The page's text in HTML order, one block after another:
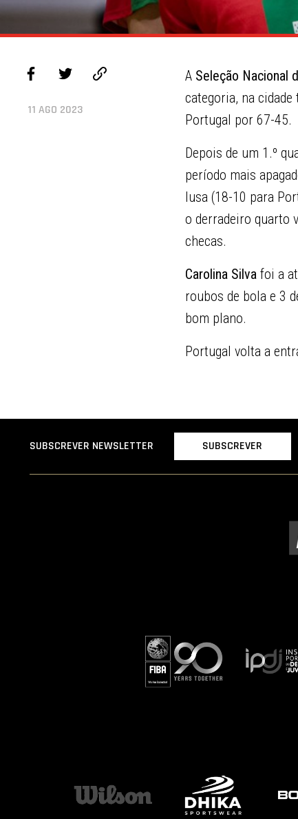
11 AGO 2023
A Seleção Nacional
categoria, na
Portugal por 67-45.
Depois de um 1.º
período mais
lusa (18-10 para
o derradeiro quarto
checas.
Carolina Silva foi a
roubos de bola e 3
bom plano.
Portugal volta a
SUBSCREVER NEWSLETTER SUBSCREVER